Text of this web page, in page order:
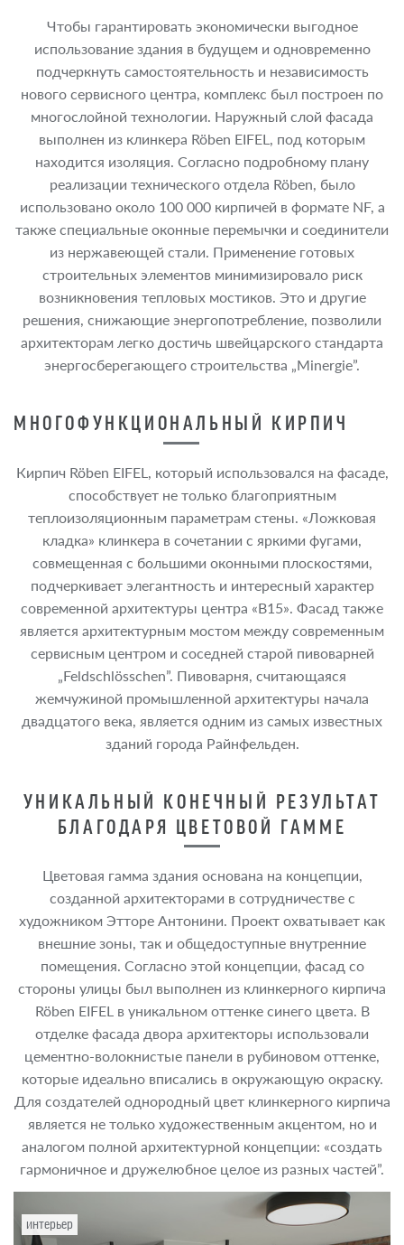
Чтобы гарантировать экономически выгодное
использование здания в будущем и одновременно
подчеркнуть самостоятельность и независимость
нового сервисного центра, комплекс был построен по
многослойной технологии. Наружный слой фасада
выполнен из клинкера Röben EIFEL, под которым
находится изоляция. Согласно подробному плану
реализации технического отдела Röben, было
использовано около 100 000 кирпичей в формате NF, а
также специальные оконные перемычки и соединители
из нержавеющей стали. Применение готовых
строительных элементов минимизировало риск
возникновения тепловых мостиков. Это и другие
решения, снижающие энергопотребление, позволили
архитекторам легко достичь швейцарского стандарта
энергосберегающего строительства „Minergie”.
МНОГОФУНКЦИОНАЛЬНЫЙ КИРПИЧ
Кирпич Röben EIFEL, который использовался на фасаде,
способствует не только благоприятным
теплоизоляционным параметрам стены. «Ложковая
кладка» клинкера в сочетании с яркими фугами,
совмещенная с большими оконными плоскостями,
подчеркивает элегантность и интересный характер
современной архитектуры центра «B15». Фасад также
является архитектурным мостом между современным
сервисным центром и соседней старой пивоварней
„Feldschlösschen”. Пивоварня, считающаяся
жемчужиной промышленной архитектуры начала
двадцатого века, является одним из самых известных
зданий города Райнфельден.
УНИКАЛЬНЫЙ КОНЕЧНЫЙ РЕЗУЛЬТАТ
БЛАГОДАРЯ ЦВЕТОВОЙ ГАММЕ
Цветовая гамма здания основана на концепции,
созданной архитекторами в сотрудничестве с
художником Этторе Антонини. Проект охватывает как
внешние зоны, так и общедоступные внутренние
помещения. Согласно этой концепции, фасад со
стороны улицы был выполнен из клинкерного кирпича
Röben EIFEL в уникальном оттенке синего цвета. В
отделке фасада двора архитекторы использовали
цементно-волокнистые панели в рубиновом оттенке,
которые идеально вписались в окружающую окраску.
Для создателей однородный цвет клинкерного кирпича
является не только художественным акцентом, но и
аналогом полной архитектурной концепции: «создать
гармоничное и дружелюбное целое из разных частей”.
интерьер